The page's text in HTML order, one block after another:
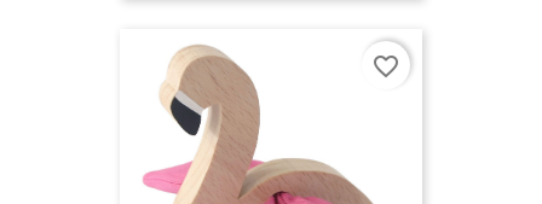
favorite_border